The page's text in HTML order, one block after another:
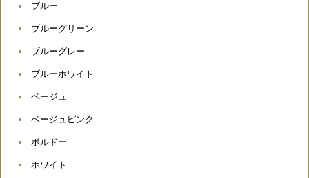
ブルー
ブルーグリーン
ブルーグレー
ブルーホワイト
ベージュ
ベージュピンク
ボルドー
ホワイト